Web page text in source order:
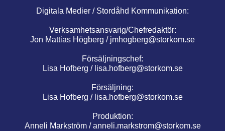
Digitala Medier / Stordåhd Kommunikation:
Verksamhetsansvarig/Chefredaktör:
Jon Mattias Högberg / jmhogberg@storkom.se
Försäljningschef:
Lisa Hofberg / lisa.hofberg@storkom.se
Försäljning:
Lisa Hofberg / lisa.hofberg@storkom.se
Produktion:
Anneli Markström /anneli.markstrom@storkom.se